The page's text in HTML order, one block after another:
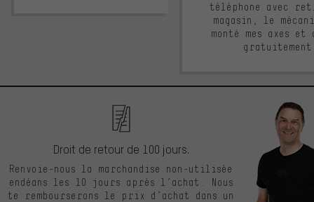
téléphone avec
magasin, le
monté mes axes et
Droit de retour de 100 jours.
Renvoie-nous la marchandise non-utilisée
endéans les 10 jours après l’achat. Nous
te rembourserons le prix d’achat dans un